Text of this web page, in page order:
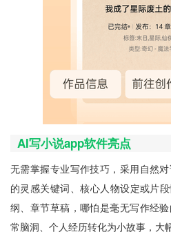
AI写小说app软件亮点
无需掌握专业写作技巧，采用自然
的灵感关键词、核心人物设定或片
纲、章节草稿，哪怕是毫无写作经
常脑洞、个人经历转化为小故事，大